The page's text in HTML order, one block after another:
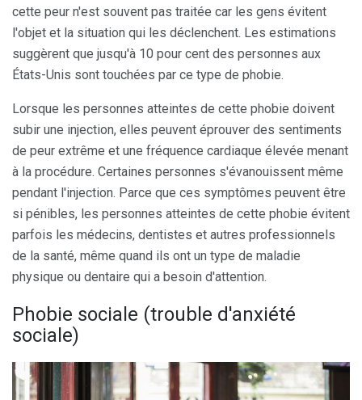
cette peur n'est souvent pas traitée car les gens évitent
l'objet et la situation qui les déclenchent. Les estimations
suggèrent que jusqu'à 10 pour cent des personnes aux
États-Unis sont touchées par ce type de phobie.
Lorsque les personnes atteintes de cette phobie doivent
subir une injection, elles peuvent éprouver des sentiments
de peur extrême et une fréquence cardiaque élevée menant
à la procédure. Certaines personnes s'évanouissent même
pendant l'injection. Parce que ces symptômes peuvent être
si pénibles, les personnes atteintes de cette phobie évitent
parfois les médecins, dentistes et autres professionnels
de la santé, même quand ils ont un type de maladie
physique ou dentaire qui a besoin d'attention.
Phobie sociale (trouble d'anxiété
sociale)